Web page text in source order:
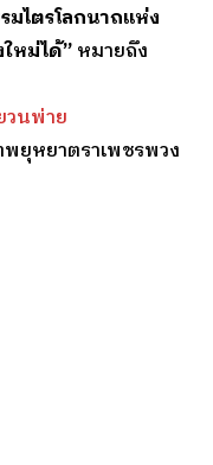
ไตรโลกนาถแห่ง
หม่ได้”หมายถึง
วนพ่าย
ยาตราเพชรพวง